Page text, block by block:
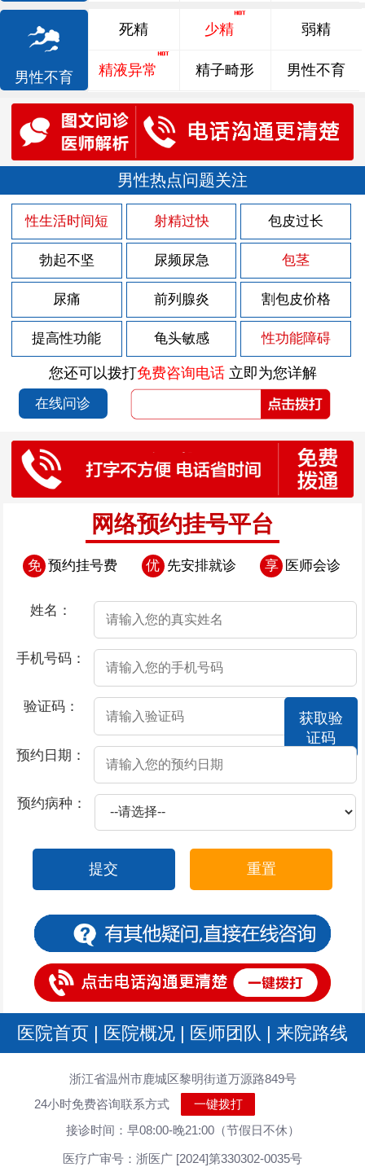
男性不育
死精 少精 弱精
精液异常 精子畸形 男性不育
男性热点问题关注
性生活时间短 射精过快 包皮过长
勃起不坚 尿频尿急 包茎
尿痛 前列腺炎 割包皮价格
提高性功能 龟头敏感 性功能障碍
您还可以拨打免费咨询电话立即为您详解
在线问诊
网络预约挂号平台
免 预约挂号费 优 先安排就诊 享 医师会诊
姓名：
手机号码：
验证码：
获取验
证码
预约日期：
预约病种：
提交 重置
医院首页 | 医院概况 | 医师团队 | 来院路线
浙江省温州市鹿城区黎明街道万源路849号
24小时免费咨询联系方式
一键拨打
接诊时间：早08:00-晚21:00（节假日不休）
医疗广审号：浙医广 [2024]第330302-0035号